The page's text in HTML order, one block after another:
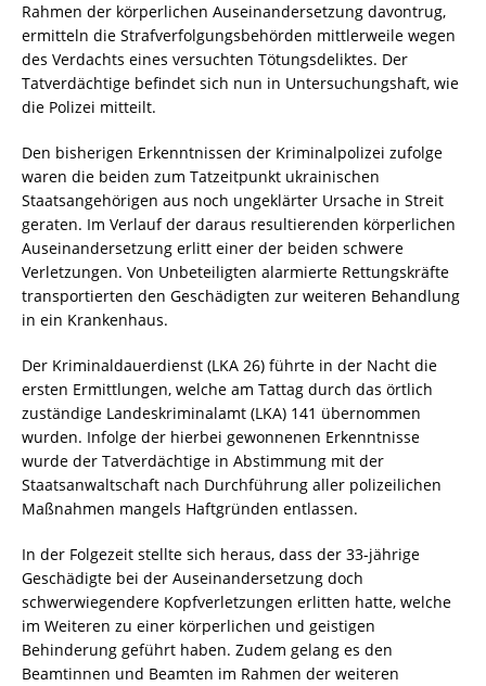
Rahmen der körperlichen Auseinandersetzung davontrug,
ermitteln die Strafverfolgungsbehörden mittlerweile wegen
des Verdachts eines versuchten Tötungsdeliktes. Der
Tatverdächtige befindet sich nun in Untersuchungshaft, wie
die Polizei mitteilt.
Den bisherigen Erkenntnissen der Kriminalpolizei zufolge
waren die beiden zum Tatzeitpunkt ukrainischen
Staatsangehörigen aus noch ungeklärter Ursache in Streit
geraten. Im Verlauf der daraus resultierenden körperlichen
Auseinandersetzung erlitt einer der beiden schwere
Verletzungen. Von Unbeteiligten alarmierte Rettungskräfte
transportierten den Geschädigten zur weiteren Behandlung
in ein Krankenhaus.
Der Kriminaldauerdienst (LKA 26) führte in der Nacht die
ersten Ermittlungen, welche am Tattag durch das örtlich
zuständige Landeskriminalamt (LKA) 141 übernommen
wurden. Infolge der hierbei gewonnenen Erkenntnisse
wurde der Tatverdächtige in Abstimmung mit der
Staatsanwaltschaft nach Durchführung aller polizeilichen
Maßnahmen mangels Haftgründen entlassen.
In der Folgezeit stellte sich heraus, dass der 33-jährige
Geschädigte bei der Auseinandersetzung doch
schwerwiegendere Kopfverletzungen erlitten hatte, welche
im Weiteren zu einer körperlichen und geistigen
Behinderung geführt haben. Zudem gelang es den
Beamtinnen und Beamten im Rahmen der weiteren